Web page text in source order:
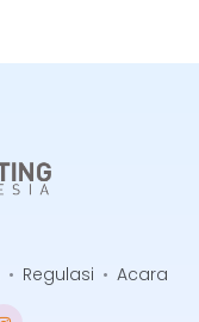
• Regulasi • Acara